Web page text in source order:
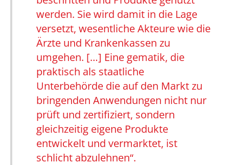
werden. Sie wird damit in die Lage
versetzt, wesentliche Akteure wie die
Ärzte und Krankenkassen zu
umgehen. […] Eine gematik, die
praktisch als staatliche
Unterbehörde die auf den Markt zu
bringenden Anwendungen nicht nur
prüft und zertifiziert, sondern
gleichzeitig eigene Produkte
entwickelt und vermarktet, ist
schlicht abzulehnen“.